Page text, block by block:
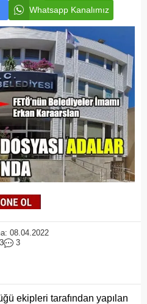
Whatsapp Kanalımız
08.04.2022
3
ekipleri tarafından yapılan